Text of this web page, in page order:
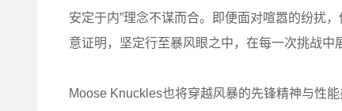
安定于内”理念不谋而合。即便面对喧嚣的纷扰
意证明，坚定行至暴风眼之中，在每一次挑战中
Moose Knuckles也将穿越风暴的先锋精神与性